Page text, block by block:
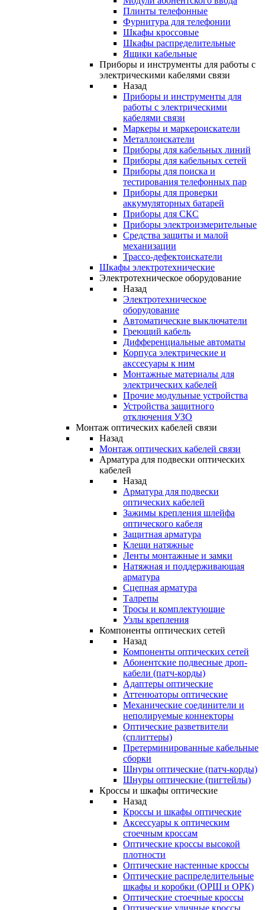
Плинты телефонные
Фурнитура для телефонии
Шкафы кроссовые
Шкафы распределительные
Ящики кабельные
Приборы и инструменты для работы с
электрическими кабелями связи
Назад
Приборы и инструменты для
работы с электрическими
кабелями связи
Маркеры и маркероискатели
Металлоискатели
Приборы для кабельных линий
Приборы для кабельных сетей
Приборы для поиска и
тестирования телефонных пар
Приборы для проверки
аккумуляторных батарей
Приборы для СКС
Приборы электроизмерительные
Средства защиты и малой
механизации
Трассо-дефектоискатели
Шкафы электротехнические
Электротехническое оборудование
Назад
Электротехническое
оборудование
Автоматические выключатели
Греющий кабель
Дифференциальные автоматы
Корпуса электрические и
акссесуары к ним
Монтажные материалы для
электрических кабелей
Прочие модульные устройства
Устройства защитного
отключения УЗО
Монтаж оптических кабелей связи
Назад
Монтаж оптических кабелей связи
Арматура для подвески оптических
кабелей
Назад
Арматура для подвески
оптических кабелей
Зажимы крепления шлейфа
оптического кабеля
Защитная арматура
Клещи натяжные
Ленты монтажные и замки
Натяжная и поддерживающая
арматура
Сцепная арматура
Талрепы
Тросы и комплектующие
Узлы крепления
Компоненты оптических сетей
Назад
Компоненты оптических сетей
Абонентские подвесные дроп-
кабели (патч-корды)
Адаптеры оптические
Аттенюаторы оптические
Механические соединители и
неполируемые коннекторы
Оптические разветвители
(сплиттеры)
Претерминированные кабельные
сборки
Шнуры оптические (патч-корды)
Шнуры оптические (пигтейлы)
Кроссы и шкафы оптические
Назад
Кроссы и шкафы оптические
Аксессуары к оптическим
стоечным кроссам
Оптические кроссы высокой
плотности
Оптические настенные кроссы
Оптические распределительные
шкафы и коробки (ОРШ и ОРК)
Оптические стоечные кроссы
Оптические уличные кроссы